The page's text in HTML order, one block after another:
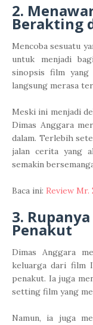
2.
Berakting
Mencoba sesuatu
untuk menjadi
sinopsis film
langsung merasa
Meski ini menjadi
Dimas Anggara
dalam. Terlebih
jalan cerita yang
semakin
Baca ini: Review Mr.
3.
Penakut
Dimas Anggara
keluarga dari film
penakut. Ia juga
setting film yang
Namun, ia juga